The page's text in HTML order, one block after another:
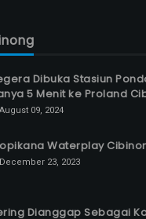
Dibuka Stasiun
5 Menit ke Proland
August 09, 2024
Waterplay
December 23, 2023
Dianggap Sebagai